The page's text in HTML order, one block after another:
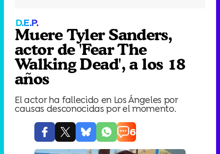
D.E.P.
Muere Tyler Sanders,
actor de 'Fear The
Walking Dead', a los 18
años
El actor ha fallecido en Los Ángeles por
causas desconocidas por el momento.
6